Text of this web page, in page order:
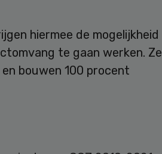
hiermee de mogelijkheid
te gaan werken. Ze
bouwen 100 procent